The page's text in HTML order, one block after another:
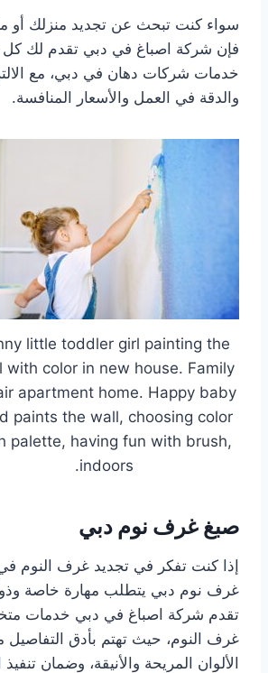
سواء كنت تبحث عن تجديد منزلك أو
فإن شركة اصباغ في دبي تقدم لك
خدمات شركات دهان في دبي، مع
والدقة في العمل والأسعار المنافسة.
little toddler girl painting the
with color in new house. Family
apartment home. Happy baby
paints the wall, choosing color
palette, having fun with brush,
indoors.
صبغ غرف نوم دبي
إذا كنت تفكر في تجديد غرف النوم
غرف نوم دبي يتطلب مهارة خاصة وذوقًا
تقدم شركة اصباغ في دبي خدمات
غرف النوم، حيث تهتم بأدق التفاصيل
الألوان المريحة والأنيقة، وضمان